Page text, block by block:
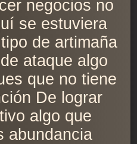
negocios no
se estuviera
de artimaña
ataque algo
que no tiene
De lograr
algo que
abundancia